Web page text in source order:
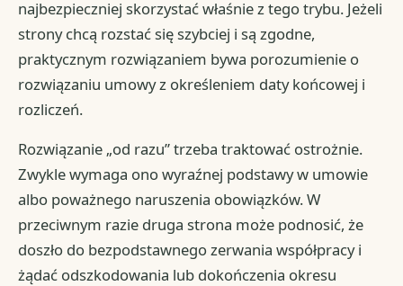
najbezpieczniej skorzystać właśnie z tego trybu. Jeżeli
strony chcą rozstać się szybciej i są zgodne,
praktycznym rozwiązaniem bywa porozumienie o
rozwiązaniu umowy z określeniem daty końcowej i
rozliczeń.
Rozwiązanie „od razu” trzeba traktować ostrożnie.
Zwykle wymaga ono wyraźnej podstawy w umowie
albo poważnego naruszenia obowiązków. W
przeciwnym razie druga strona może podnosić, że
doszło do bezpodstawnego zerwania współpracy i
żądać odszkodowania lub dokończenia okresu